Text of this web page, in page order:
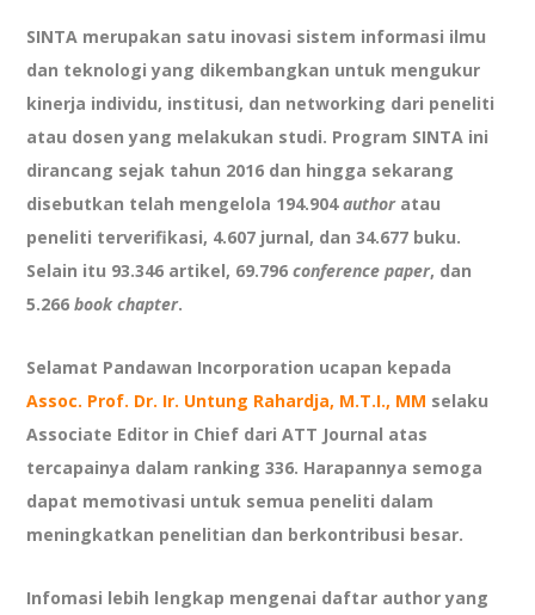
SINTA merupakan satu inovasi sistem informasi ilmu
dan teknologi yang dikembangkan untuk mengukur
kinerja individu, institusi, dan networking dari peneliti
atau dosen yang melakukan studi. Program SINTA ini
dirancang sejak tahun 2016 dan hingga sekarang
disebutkan telah mengelola 194.904authoratau
peneliti terverifikasi, 4.607 jurnal, dan 34.677 buku.
Selain itu 93.346 artikel, 69.796conference paper, dan
5.266book chapter.
Selamat Pandawan Incorporation ucapan kepada
Assoc. Prof. Dr. Ir. Untung Rahardja, M.T.I., MM selaku
Associate Editor in Chief dari ATT Journal atas
tercapainya dalam ranking 336. Harapannya semoga
dapat memotivasi untuk semua peneliti dalam
meningkatkan penelitian dan berkontribusi besar.
Infomasi lebih lengkap mengenai daftar author yang